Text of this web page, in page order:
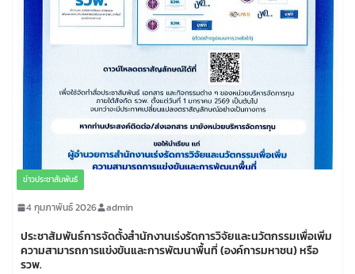
ข่าวประชาสัมพันธ์
4 กุมภาพันธ์ 2026 admin
ประชาสัมพันธ์การจัดตั้งสำนักงานเร่งรัดการวิจัยและนวัตกรรมเพื่อเพิ่ม
ความสามารถการแข่งขันและการพัฒนาพื้นที่ (องค์การมหาชน) หรือ
รวพ.